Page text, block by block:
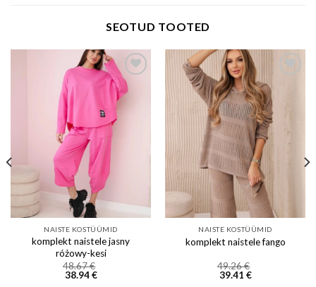
SEOTUD TOOTED
Add to wishlist
NAISTE KOSTÜÜMID
komplekt naistele jasny
różowy-kesi
48.67€
38.94€
Add to wishlist
NAISTE KOSTÜÜMID
komplekt naistele fango
49.26€
39.41 €